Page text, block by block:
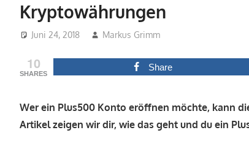
Kryptowährungen
Juni 24, 2018 Markus Grimm
10
SHARES
Share
Wer ein Plus500 Konto eröffnen möchte, kann
Artikel zeigen wir dir, wie das geht und du ein